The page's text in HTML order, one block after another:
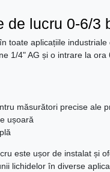
de lucru 0-6/3
toate aplicațiile
1/4" AG și o intrare la
măsurători precise ale
ușoară
este ușor de instalat și
lichidelor în diverse